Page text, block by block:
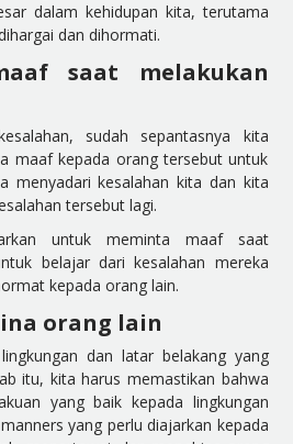
dalam kehidupan kita, terutama
dan dihormati.
saat melakukan
sudah sepantasnya kita
maaf kepada orang tersebut untuk
menyadari kesalahan kita dan kita
tersebut lagi.
untuk meminta maaf saat
belajar dari kesalahan mereka
kepada orang lain.
orang lain
dan latar belakang yang
itu, kita harus memastikan bahwa
yang baik kepada lingkungan
yang perlu diajarkan kepada